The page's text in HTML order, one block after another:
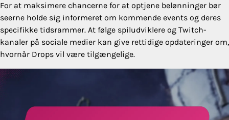
For at maksimere chancerne for at optjene belønninger bør
seerne holde sig informeret om kommende events og deres
specifikke tidsrammer. At følge spiludviklere og Twitch-
kanaler på sociale medier kan give rettidige opdateringer om,
hvornår Drops vil være tilgængelige.